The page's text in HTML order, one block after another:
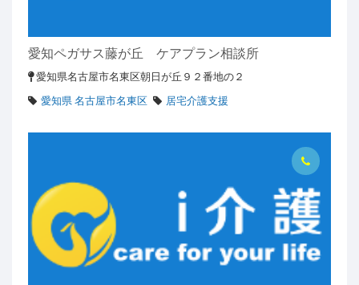
愛知ペガサス藤が丘 ケアプラン相談所
愛知県名古屋市名東区朝日が丘９２番地の２
愛知県 名古屋市名東区
居宅介護支援